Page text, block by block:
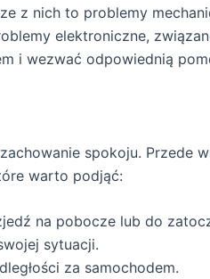
z nich to problemy
elektroniczne,
i wezwać odpowiednią
spokoju.
warto podjąć:
na pobocze lub do
sytuacji.
za samochodem.